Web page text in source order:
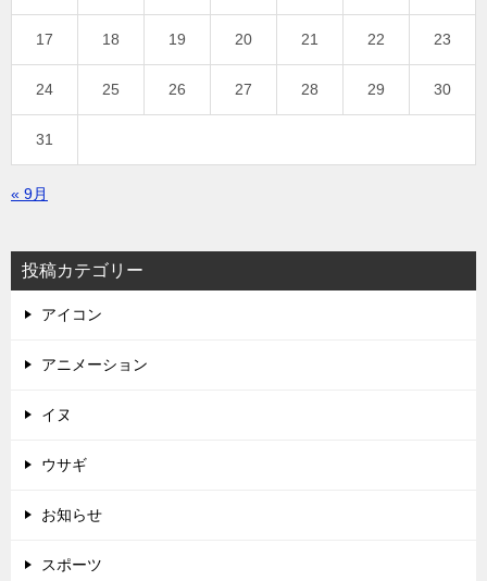
17 18 19 20 21 22 23
24 25 26 27 28 29 30
31
« 9月
投稿カテゴリー
アイコン
アニメーション
イヌ
ウサギ
お知らせ
スポーツ